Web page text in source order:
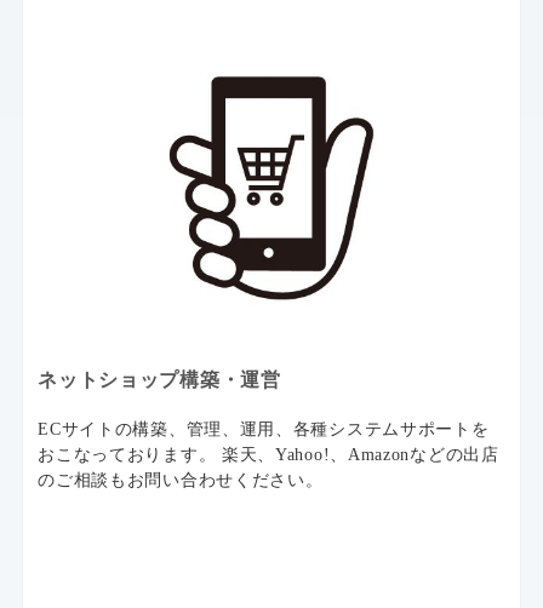
ネットショップ構築・運営
ECサイトの構築、管理、運用、各種システムサポートを
おこなっております。 楽天、Yahoo!、Amazonなどの出店
のご相談もお問い合わせください。